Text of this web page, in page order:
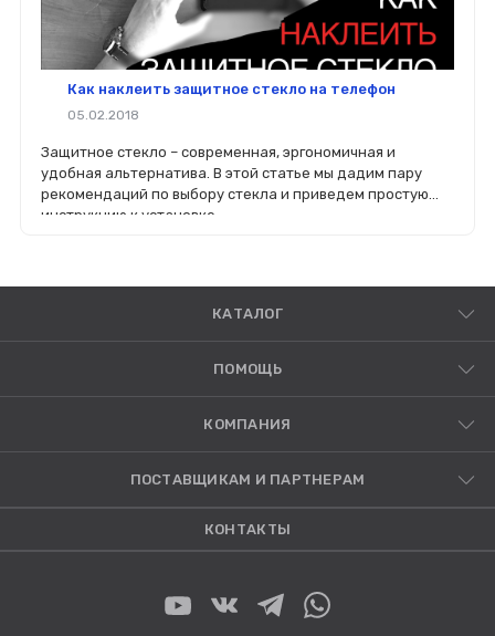
Как наклеить защитное стекло на телефон
05.02.2018
Защитное стекло – современная, эргономичная и
удобная альтернатива. В этой статье мы дадим пару
рекомендаций по выбору стекла и приведем простую
инструкцию к установке.
КАТАЛОГ
ПОМОЩЬ
КОМПАНИЯ
ПОСТАВЩИКАМ И ПАРТНЕРАМ
КОНТАКТЫ